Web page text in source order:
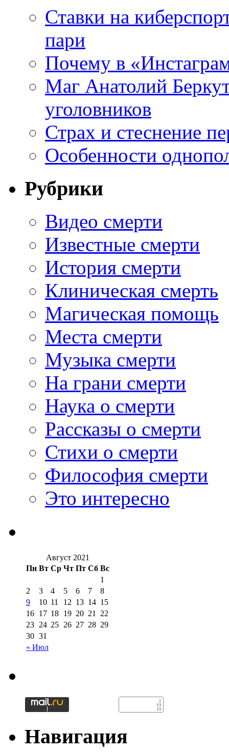
Ставки на
пари
Почему в
Маг Анатолий
уголовников
Страх и стеснение
Особенности
Рубрики
Видео смерти
Известные смерти
История смерти
Клиническая смерть
Магическая помощь
Места смерти
Музыка смерти
На грани смерти
Наука о смерти
Рассказы о смерти
Стихи о смерти
Философия смерти
Это интересно
Август 2021
Пн Вт Ср Чт Пт Сб Вс
« Июл
1
2
3 4 5 6 7
8
9
10 11 12 13 14 15
16 17 18 19 20 21
22
23 24 25 26 27 28 29
30 31
Навигация